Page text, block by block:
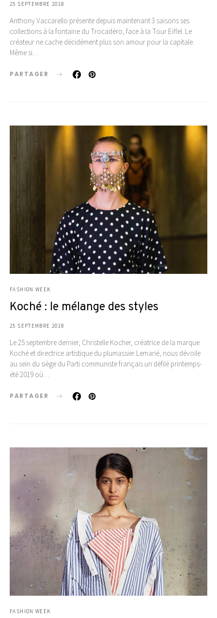
25 SEPTEMBRE 2018
Anthony Vaccarello présente depuis maintenant 3 saisons ses
collections à la fontaine du Trocadéro, face à la Tour Eiffel. Le
créateur ne cache décidément plus son amour pour la capitale.
Même si…
PARTAGER
FASHION WEEK
Koché : le mélange des styles
25 SEPTEMBRE 2018
Le 25 septembre dernier, Christelle Kocher, créatrice de la marque
Koché et directrice artistique du plumassier Lemarié, nous dévoile
au sein du siège du Parti communiste français un défilé printemps-
été 2019 où…
PARTAGER
FASHION WEEK